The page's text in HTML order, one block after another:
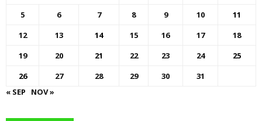
5
6 7 8 9 10
11
12
13 14 15 16 17
18
19
20 21 22 23 24
25
26
27 28 29 30
31
« SEP
NOV »